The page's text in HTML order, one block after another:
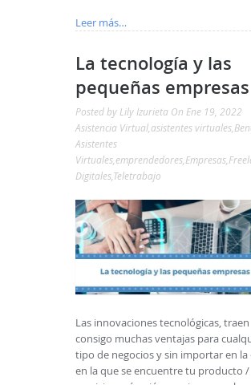
Leer más…
La tecnología y las
pequeñas empresas
Posted by Lily Izurieta On Ene 19, 2022
Asistencia Virtual asistentes virtuales
Asistentes
Virtuales emprendedores Empresas
DigitalesTeletrabajo
Las innovaciones tecnológicas, traen
consigo muchas ventajas para
tipo de negocios y sin importar en la
en la que se encuentre tu producto /